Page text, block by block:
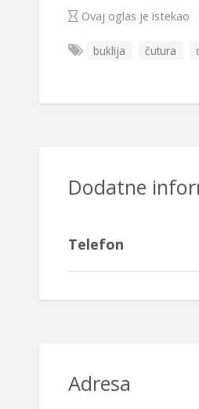
Ovaj oglas je istekao
buklija čutura
Dodatne
Telefon
Adresa